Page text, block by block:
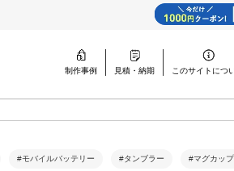
制作事例
見積・納期 このサイトにつ
#モバイルバッテリー #タンブラー #マグカップ